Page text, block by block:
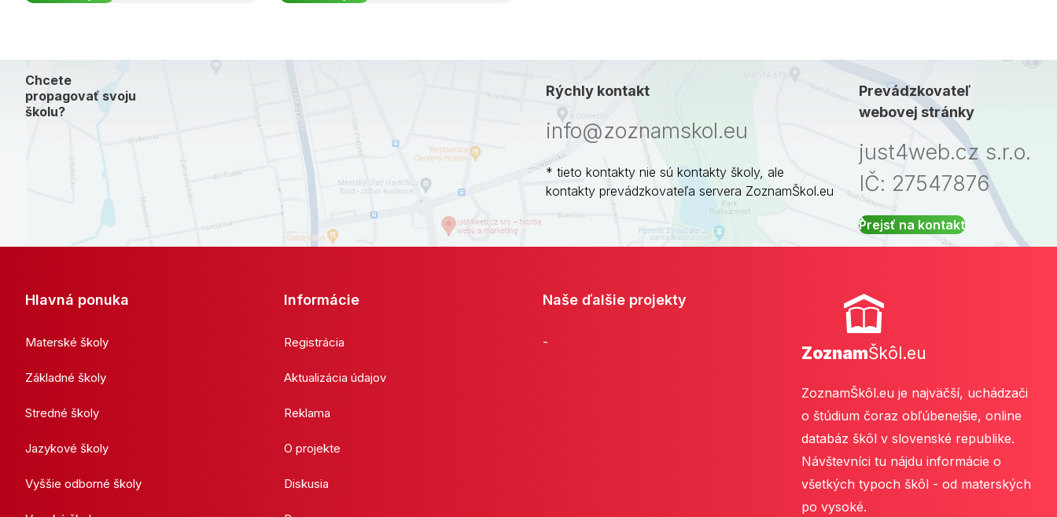
Chcete
propagovať svoju
školu?
Rýchly kontakt
info@zoznamskol.eu
* tieto kontakty nie sú kontakty školy, ale
kontakty prevádzkovateľa servera ZoznamŠkol.eu
Prevádzkovateľ
webovej stránky
just4web.cz s.r.o.
IČ: 27547876
Prejsť na kontakt
Hlavná ponuka
Materské školy
Základné školy
Stredné školy
Jazykové školy
Vyššie odborné školy
Informácie
Registrácia
Aktualizácia údajov
Reklama
O projekte
Diskusia
Naše ďalšie projekty
-
ZoznamŠkôl.eu
ZoznamŠkôl.eu je najväčší, uchádzači
o štúdium čoraz obľúbenejšie, online
databáz škôl v slovenské republike.
Návštevníci tu nájdu informácie o
všetkých typoch škôl - od materských
po vysoké.